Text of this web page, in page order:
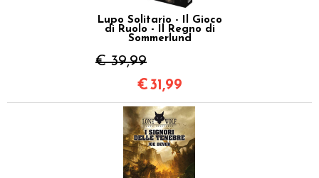
Lupo Solitario - Il Gioco
di Ruolo - Il Regno di
Sommerlund
€ 39,99
€31,99